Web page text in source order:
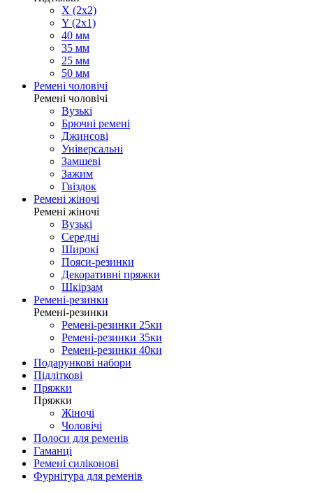
X (2x2)
Y (2x1)
40 мм
35 мм
25 мм
50 мм
Ремені чоловічі
Ремені чоловічі
Вузькі
Брючні ремені
Джинсові
Універсальні
Замшеві
Зажим
Гвіздок
Ремені жіночі
Ремені жіночі
Вузькі
Середні
Широкі
Пояси-резинки
Декоративні пряжки
Шкірзам
Ремені-резинки
Ремені-резинки
Ремені-резинки 25ки
Ремені-резинки 35ки
Ремені-резинки 40ки
Подарункові набори
Підліткові
Пряжки
Пряжки
Жіночі
Чоловічі
Полоси для ременів
Гаманці
Ремені силіконові
Фурнітура для ременів